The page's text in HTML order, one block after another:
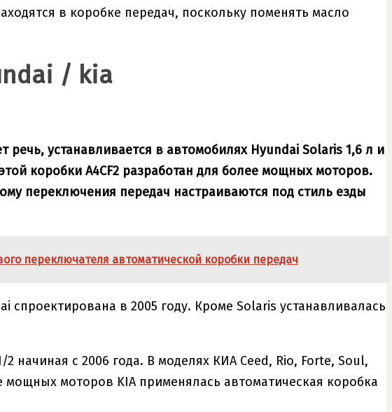
в коробке передач, поскольку поменять масло
/ kia
речь, устанавливается в автомобилях Hyundai Solaris 1,6 л и
коробки A4CF2 разработан для более мощных моторов.
переключения передач настраиваются под стиль езды
переключателя автоматической коробки передач
спроектирована в 2005 году. Кроме Solaris устанавливалась
начиная с 2006 года. В моделях КИА Ceed, Rio, Forte, Soul,
мощных моторов KIA применялась автоматическая коробка